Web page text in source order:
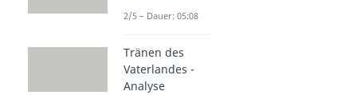
2/5 – Dauer: 05:08
Tränen des
Vaterlandes -
Analyse